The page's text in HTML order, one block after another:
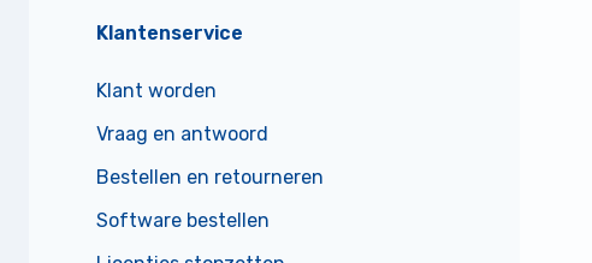
Klantenservice
Klant worden
Vraag en antwoord
Bestellen en retourneren
Software bestellen